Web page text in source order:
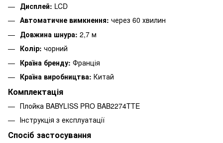
Дисплей: LCD
Автоматичне вимкнення: через 60 хвилин
Довжина шнура: 2,7 м
Колір: чорний
Країна бренду: Франція
Країна виробництва: Китай
Комплектація
Плойка BABYLISS PRO BAB2274TTE
Інструкція з експлуатації
Спосіб застосування